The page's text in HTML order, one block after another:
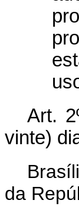
Art.
vinte)
da